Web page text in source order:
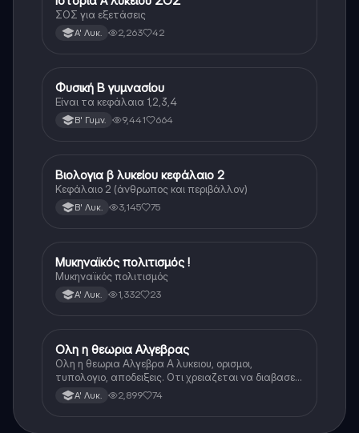
ΣΟΣ για εξετάσεις
Α' Λυκ. 2,263 42
Φυσική
Φυσική Β γυμνασίου
Είναι τα κεφάλαια 1,2,3,4
Β' Γυμν. 9,441 664
Βιολογία
Βιολογια β λυκείου κεφάλαιο 2
Κεφάλαιο 2 (άνθρωπος και περιβάλλον)
Β' Λυκ. 3,145 75
Ιστορία
Μυκηναϊκός πολιτισμός !
Μυκηναϊκός πολιτισμός
Α' Λυκ. 1,332 23
Μαθηματικά
Ολη η θεωρια Αλγεβρας
Ολη η θεωρια Αλγεβρα Α λυκειου, ορισμοι,
τυπολογιο, αποδειξεις. Οτι χρειαζεται να διαβασεις
για το θεωρητικο κομματι της αλγεβρας.
Α' Λυκ. 2,899 74